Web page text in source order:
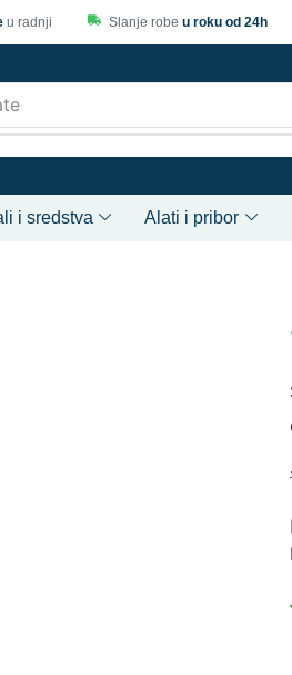
u radnji Slanje robe u roku od 24h
i sredstva Alati i pribor